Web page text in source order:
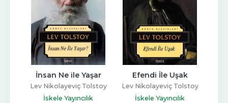
İnsan Ne ile Yaşar
Lev Nikolayeviç Tolstoy
İskele Yayıncılık
Efendi İle Uşak
Lev Nikolayeviç Tolstoy
İskele Yayıncılık